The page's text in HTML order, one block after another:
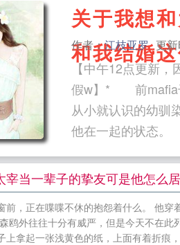
关于我想
和我结婚
作者：江枝亚罗 更
【中午12点更新
假w】* 前mafia干
从小就认识的幼
他在一起的状态
分了。 “我从来
希，露出了十分可
容忍我一段时
的很喜欢太宰嘛
宰当一辈子的挚友可是他怎么
前，正在喋喋不休的抱怨着什么。 他
鸥外往往十分有威严，但是今天不在
上拿起一张浅黄色的纸，上面有着折痕